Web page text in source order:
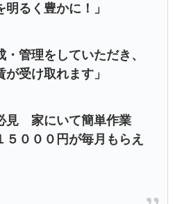
るく豊かに！」
管理をしていただき、
受け取れます」
見 家にいて簡単作業
０００円が毎月もらえ